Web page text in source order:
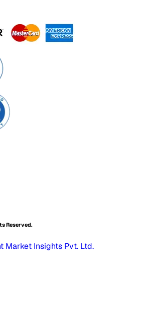
Reserved.
Market Insights Pvt. Ltd.